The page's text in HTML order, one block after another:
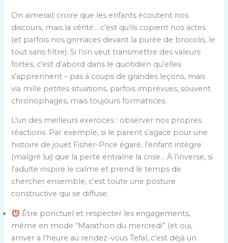
On aimerait croire que les enfants écoutent nos
discours, mais la vérité… c’est qu’ils copient nos actes
(et parfois nos grimaces devant la purée de brocolis, le
tout sans filtre). Si l’on veut transmettre des valeurs
fortes, c’est d’abord dans le quotidien qu’elles
s’apprennent – pas à coups de grandes leçons, mais
via mille petites situations, parfois imprévues, souvent
chronophages, mais toujours formatrices.
L’un des meilleurs exercices : observer nos propres
réactions. Par exemple, si le parent s’agace pour une
histoire de jouet Fisher-Price égaré, l’enfant intègre
(malgré lui) que la perte entraîne la crise… À l’inverse, si
l’adulte inspire le calme et prend le temps de
chercher ensemble, c’est toute une posture
constructive qui se diffuse.
Être ponctuel et respecter les engagements,
même en mode “Marathon du mercredi” (et oui,
arriver à l’heure au rendez-vous Tefal, c’est déjà un